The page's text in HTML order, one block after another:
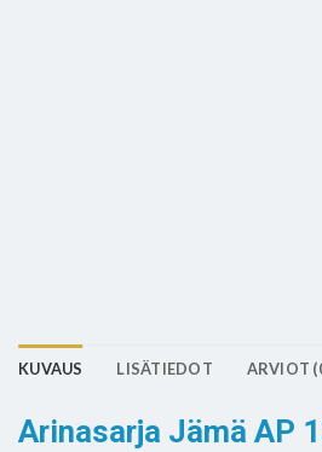
KUVAUS LISÄTIEDOT ARVIOT
Arinasarja Jämä AP